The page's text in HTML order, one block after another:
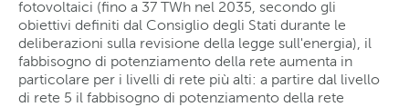
fotovoltaici (fino a 37 TWh nel 2035, secondo gli
obiettivi definiti dal Consiglio degli Stati durante le
deliberazioni sulla revisione della legge sull'energia), il
fabbisogno di potenziamento della rete aumenta in
particolare per i livelli di rete più alti: a partire dal livello
di rete 5 il fabbisogno di potenziamento della rete